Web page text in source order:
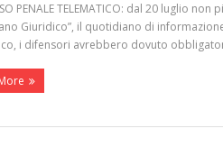
PENALE TELEMATICO: dal 20 luglio
Giuridico”, il quotidiano di
i difensori avrebbero dovuto